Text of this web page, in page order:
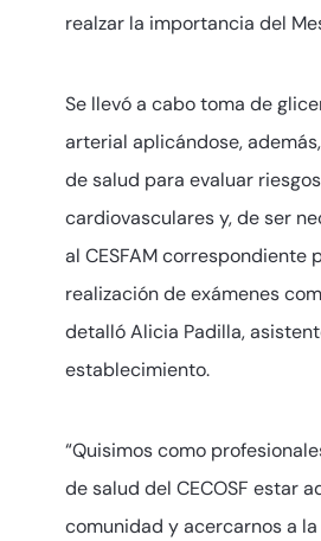
realzar la importancia del
Se llevó a cabo toma de
arterial aplicándose,
de salud para evaluar riesgos
cardiovasculares y, de ser
al CESFAM correspondiente
realización de exámenes
detalló Alicia Padilla,
establecimiento.
“Quisimos como
de salud del CECOSF estar
comunidad y acercarnos a